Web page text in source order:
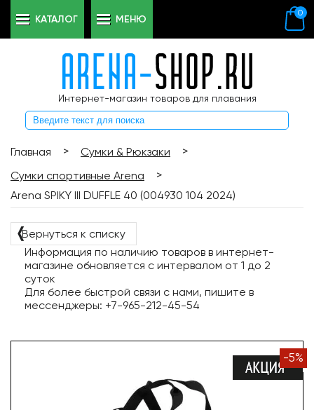
Интернет-магазин товаров для плавания
0
КАТАЛОГ МЕНЮ
Главная > Сумки & Рюкзаки
>
Сумки спортивные Arena
>
Arena SPIKY III DUFFLE 40 (004930 104 2024)
❬Вернуться к списку
Информация по наличию товаров в интернет-
магазине обновляется с интервалом от 1 до 2
суток
Для более быстрой связи с нами, пишите в
мессенджеры: +7-965-212-45-54
-5%